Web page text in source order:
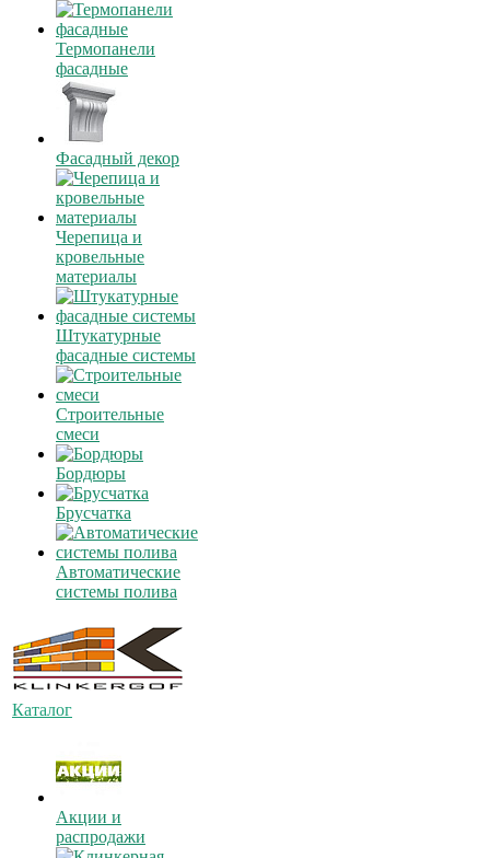
Термопанели
фасадные
Фасадный декор
Черепица и
кровельные
материалы
Штукатурные
фасадные системы
Строительные
смеси
Бордюры
Брусчатка
Автоматические
системы полива
Каталог
Акции и
распродажи